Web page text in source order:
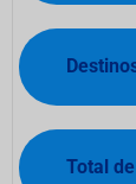
Total